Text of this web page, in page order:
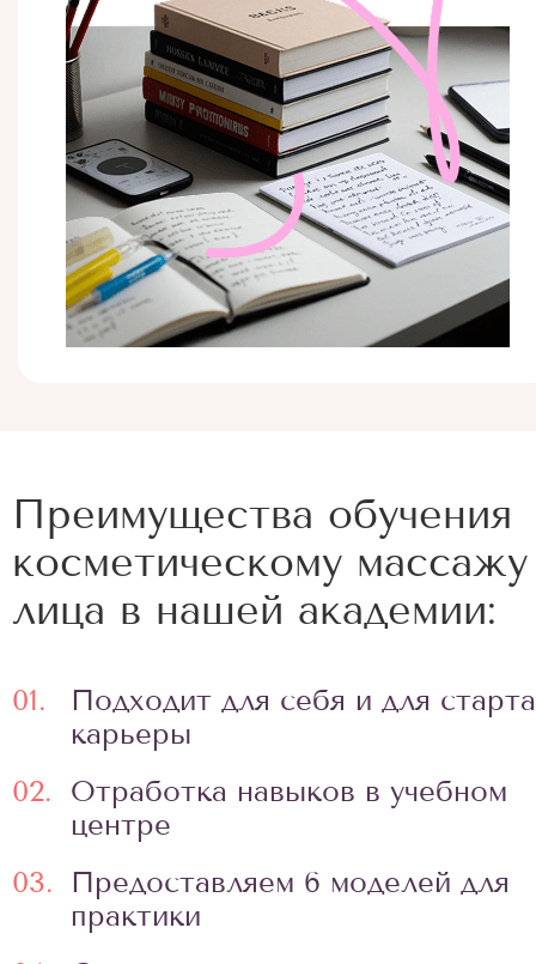
Преимущества обучения
косметическому массажу
лица в нашей академии:
01.
Подходит для себя и для старта
карьеры
02.
Отработка навыков в учебном
центре
03.
Предоставляем 6 моделей для
практики